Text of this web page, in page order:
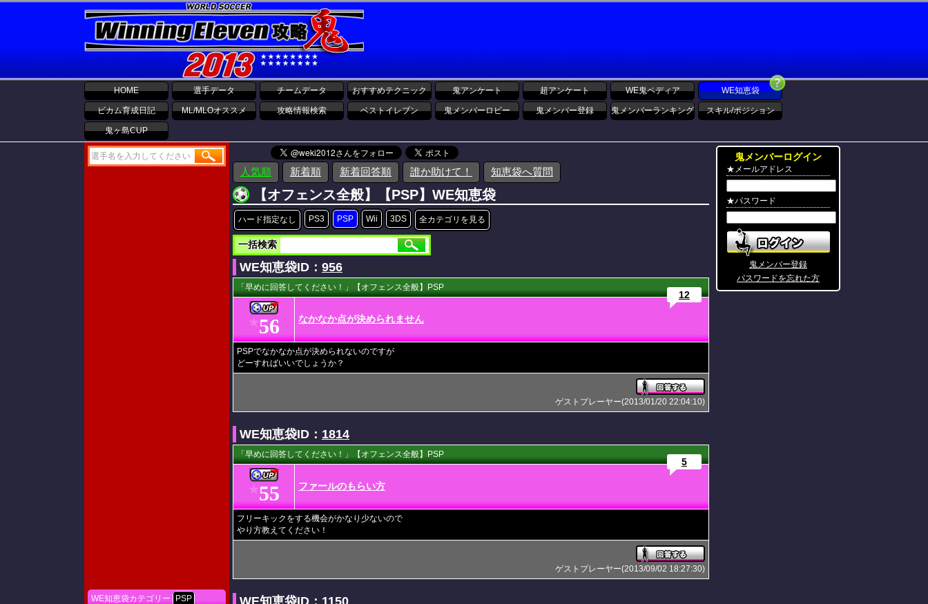
HOME 選手データ チームデータ おすすめテクニック 鬼アンケート 超アンケート WE鬼ペディア WE知恵袋
ビカム育成日記 ML/MLOオススメ 攻略情報検索 ベストイレブン 鬼メンバーロビー 鬼メンバー登録 鬼メンバーランキング スキル/ポジション
鬼ヶ島CUP
WE知恵袋カテゴリー
PSP
人気順 新着順 新着回答順 誰か助けて！ 知恵袋へ質問
【オフェンス全般】【PSP】WE知恵袋
ハード指定なし PS3 PSP Wii 3DS 全カテゴリを見る
一括検索
WE知恵袋ID： 956
「早めに回答してください！」【オフェンス全般】PSP
★56 なかなか点が決められません
12
PSPでなかなか点が決められないのですが
どーすればいいでしょうか？
ゲストプレーヤー(2013/01/20 22:04:10)
WE知恵袋ID： 1814
「早めに回答してください！」【オフェンス全般】PSP
★55 ファールのもらい方
5
フリーキックをする機会がかなり少ないので
やり方教えてください！
ゲストプレーヤー(2013/09/02 18:27:30)
鬼メンバーログイン
★メールアドレス
★パスワード
鬼メンバー登録
パスワードを忘れた方